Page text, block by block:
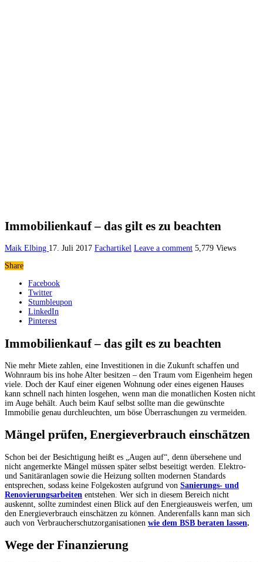
Immobilienkauf – das gilt es zu beachten
Maik Elbing 17. Juli 2017 Fachartikel Leave a comment 5,779 Views
Share
Facebook
Twitter
Stumbleupon
LinkedIn
Pinterest
Immobilienkauf – das gilt es zu beachten
Nie mehr Miete zahlen, eine Investitionen in die Zukunft schaffen und
Wohnraum bis ins hohe Alter besitzen – den Traum vom Eigenheim hegen
viele. Doch der Kauf einer eigenen Wohnung oder eines eigenen Hauses
kann schnell nach hinten losgehen, wenn man die monatlichen Kosten nicht
im Auge behält. Auch beim Kauf selbst sollte man die gewünschte
Immobilie genau durchleuchten, um böse Überraschungen zu vermeiden.
Mängel prüfen, Energieverbrauch einschätzen
Schon bei der Besichtigung heißt es „Augen auf“, denn übersehene und
nicht angemerkte Mängel müssen später selbst beseitigt werden. Elektro-
und Sanitäranlagen sowie die Heizung sollten modernen Standards
entsprechen, sodass keine Folgekosten aufgrund von Sanierungs- und
Renovierungsarbeiten entstehen. Wer sich in diesem Bereich nicht
auskennt, sollte zumindest einen Blick auf den Energieausweis werfen, um
den Energieverbrauch einschätzen zu können. Anderenfalls kann man sich
auch von Verbraucherschutzorganisationen wie dem BSB beraten lassen.
Wege der Finanzierung